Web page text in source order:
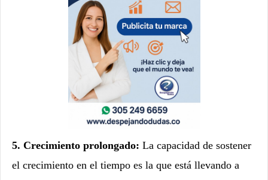
5. Crecimiento prolongado: La capacidad de sostener
el crecimiento en el tiempo es la que está llevando a